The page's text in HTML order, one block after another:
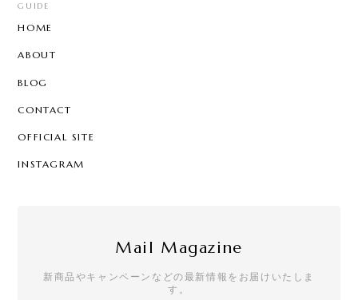
GUIDE
HOME
ABOUT
BLOG
CONTACT
OFFICIAL SITE
INSTAGRAM
Mail Magazine
新商品やキャンペーンなどの最新情報をお届けいたしま
す。